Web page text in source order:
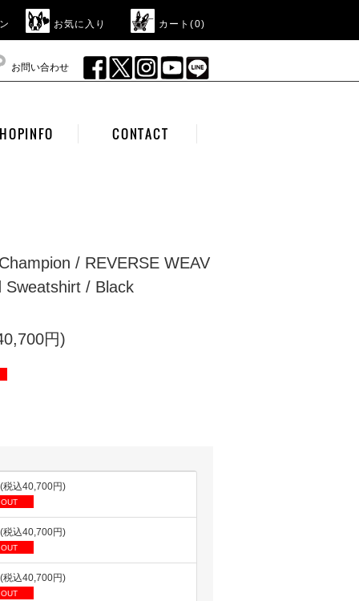
お気に入り カート(0)
お問い合わせ
CONTACT
/ REVERSE WEAV
Sweatshirt / Black
円)
税込40,700円)
税込40,700円)
税込40,700円)